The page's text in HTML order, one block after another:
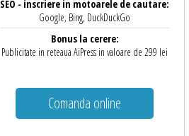
SEO - inscriere in motoarele de cautare:
Google, Bing, DuckDuckGo
Bonus la cerere:
Publicitate in reteaua AiPress in valoare de 299 lei
Comanda online